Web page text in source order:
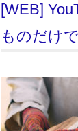
[WEB]
ものだけ